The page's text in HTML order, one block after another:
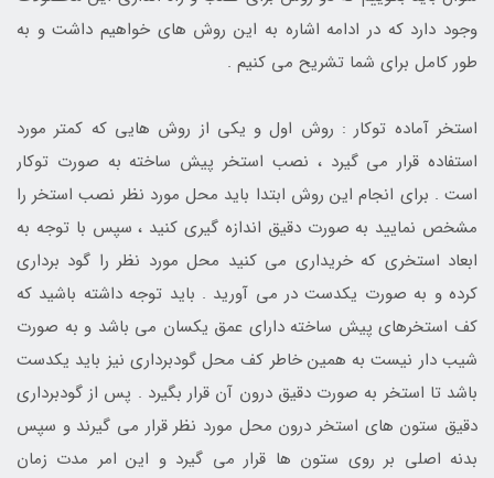
وجود دارد که در ادامه اشاره به این روش های خواهیم داشت و به
طور کامل برای شما تشریح می کنیم .
استخر آماده توکار : روش اول و یکی از روش هایی که کمتر مورد
استفاده قرار می گیرد ، نصب استخر پیش ساخته به صورت توکار
است . برای انجام این روش ابتدا باید محل مورد نظر نصب استخر را
مشخص نمایید به صورت دقیق اندازه گیری کنید ، سپس با توجه به
ابعاد استخری که خریداری می کنید محل مورد نظر را گود برداری
کرده و به صورت یکدست در می آورید . باید توجه داشته باشید که
کف استخرهای پیش ساخته دارای عمق یکسان می باشد و به صورت
شیب دار نیست به همین خاطر کف محل گودبرداری نیز باید یکدست
باشد تا استخر به صورت دقیق درون آن قرار بگیرد . پس از گودبرداری
دقیق ستون های استخر درون محل مورد نظر قرار می گیرند و سپس
بدنه اصلی بر روی ستون ها قرار می گیرد و این امر مدت زمان